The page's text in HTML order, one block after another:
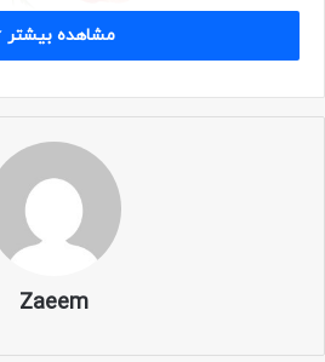
شناسه
نام: علی محمد
مشاهده بیشتر
Zaeem